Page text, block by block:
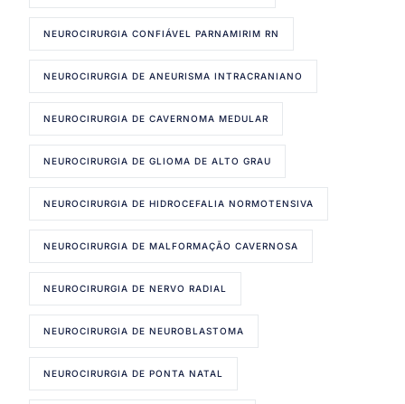
NEUROCIRURGIA CONFIÁVEL PARNAMIRIM RN
NEUROCIRURGIA DE ANEURISMA INTRACRANIANO
NEUROCIRURGIA DE CAVERNOMA MEDULAR
NEUROCIRURGIA DE GLIOMA DE ALTO GRAU
NEUROCIRURGIA DE HIDROCEFALIA NORMOTENSIVA
NEUROCIRURGIA DE MALFORMAÇÃO CAVERNOSA
NEUROCIRURGIA DE NERVO RADIAL
NEUROCIRURGIA DE NEUROBLASTOMA
NEUROCIRURGIA DE PONTA NATAL